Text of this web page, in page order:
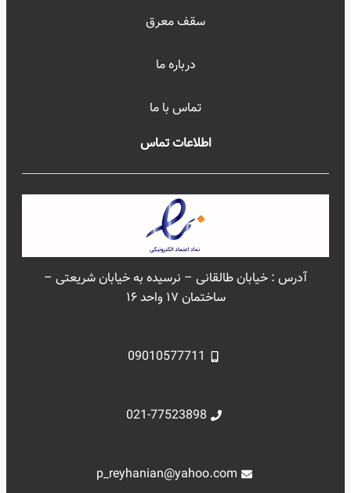
سقف معرق
درباره ما
تماس با ما
اطلاعات تماس
آدرس : خیابان طالقانی – نرسیده به خیابان شریعتی –
ساختمان ۱۷ واحد ۱۶
09010577711
021-77523898
p_reyhanian@yahoo.com